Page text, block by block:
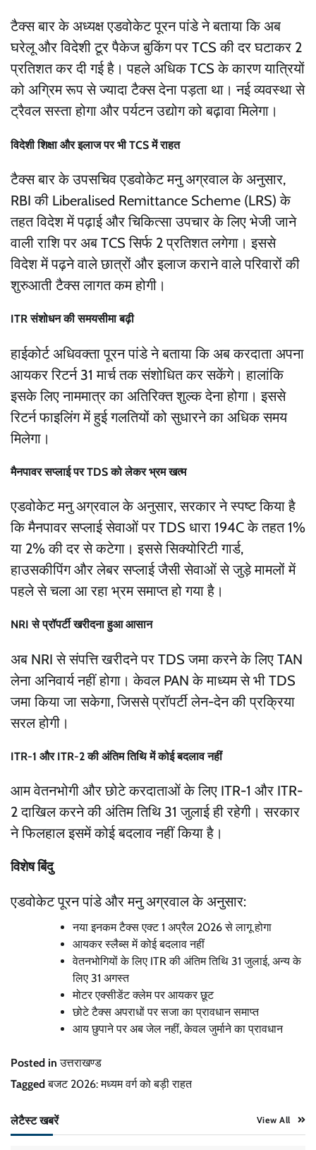
टैक्स बार के अध्यक्ष एडवोकेट पूरन पांडे ने बताया कि अब
घरेलू और विदेशी टूर पैकेज बुकिंग पर TCS की दर घटाकर 2
प्रतिशत कर दी गई है। पहले अधिक TCS के कारण यात्रियों
को अग्रिम रूप से ज्यादा टैक्स देना पड़ता था। नई व्यवस्था से
ट्रैवल सस्ता होगा और पर्यटन उद्योग को बढ़ावा मिलेगा।
विदेशी शिक्षा और इलाज पर भी TCS में राहत
टैक्स बार के उपसचिव एडवोकेट मनु अग्रवाल के अनुसार,
RBI की Liberalised Remittance Scheme (LRS) के
तहत विदेश में पढ़ाई और चिकित्सा उपचार के लिए भेजी जाने
वाली राशि पर अब TCS सिर्फ 2 प्रतिशत लगेगा। इससे
विदेश में पढ़ने वाले छात्रों और इलाज कराने वाले परिवारों की
शुरुआती टैक्स लागत कम होगी।
ITR संशोधन की समयसीमा बढ़ी
हाईकोर्ट अधिवक्ता पूरन पांडे ने बताया कि अब करदाता अपना
आयकर रिटर्न 31 मार्च तक संशोधित कर सकेंगे। हालांकि
इसके लिए नाममात्र का अतिरिक्त शुल्क देना होगा। इससे
रिटर्न फाइलिंग में हुई गलतियों को सुधारने का अधिक समय
मिलेगा।
मैनपावर सप्लाई पर TDS को लेकर भ्रम खत्म
एडवोकेट मनु अग्रवाल के अनुसार, सरकार ने स्पष्ट किया है
कि मैनपावर सप्लाई सेवाओं पर TDS धारा 194C के तहत 1%
या 2% की दर से कटेगा। इससे सिक्योरिटी गार्ड,
हाउसकीपिंग और लेबर सप्लाई जैसी सेवाओं से जुड़े मामलों में
पहले से चला आ रहा भ्रम समाप्त हो गया है।
NRI से प्रॉपर्टी खरीदना हुआ आसान
अब NRI से संपत्ति खरीदने पर TDS जमा करने के लिए TAN
लेना अनिवार्य नहीं होगा। केवल PAN के माध्यम से भी TDS
जमा किया जा सकेगा, जिससे प्रॉपर्टी लेन-देन की प्रक्रिया
सरल होगी।
ITR-1 और ITR-2 की अंतिम तिथि में कोई बदलाव नहीं
आम वेतनभोगी और छोटे करदाताओं के लिए ITR-1 और ITR-
2 दाखिल करने की अंतिम तिथि 31 जुलाई ही रहेगी। सरकार
ने फिलहाल इसमें कोई बदलाव नहीं किया है।
विशेष बिंदु
एडवोकेट पूरन पांडे और मनु अग्रवाल के अनुसार:
नया इनकम टैक्स एक्ट 1 अप्रैल 2026 से लागू होगा
आयकर स्लैब्स में कोई बदलाव नहीं
वेतनभोगियों के लिए ITR की अंतिम तिथि 31 जुलाई, अन्य के
लिए 31 अगस्त
मोटर एक्सीडेंट क्लेम पर आयकर छूट
छोटे टैक्स अपराधों पर सजा का प्रावधान समाप्त
आय छुपाने पर अब जेल नहीं, केवल जुर्माने का प्रावधान
Posted inउत्तराखण्ड
Taggedबजट 2026: मध्यम वर्ग को बड़ी राहत
लेटैस्ट खबरें View All